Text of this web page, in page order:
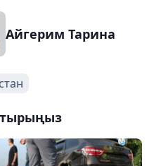
Айгерим Тарина